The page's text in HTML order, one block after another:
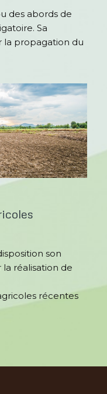
des abords de
Sa
la propagation du
son
réalisation de
récentes